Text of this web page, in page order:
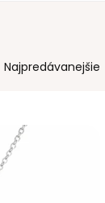
Najpredávanejšie